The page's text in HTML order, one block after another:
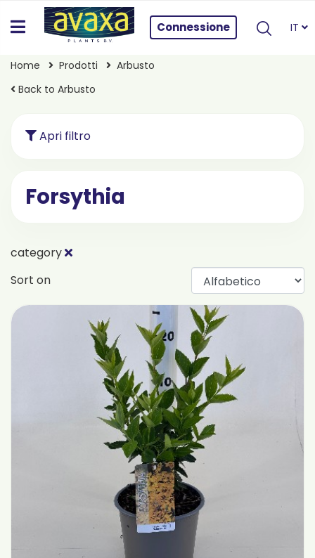
Connessione IT
Home Prodotti
Arbusto
Back to Arbusto
Apri filtro
Forsythia
category
Sort on